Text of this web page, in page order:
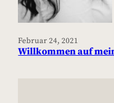
Februar 24, 2021
Willkommen auf